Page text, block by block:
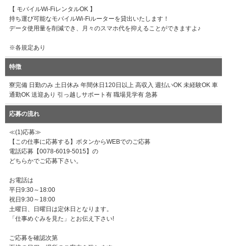
【 モバイルWi-FiレンタルOK 】
持ち運び可能なモバイルWi-Fiルーターを貸出いたします！
データ使用量を削減でき、月々のスマホ代を抑えることができますよ♪
※各規定あり
特徴
寮完備 日勤のみ 土日休み 年間休日120日以上 高収入 週払いOK 未経験OK 車
通勤OK 送迎あり 引っ越しサポート有 職場見学有 急募
応募の流れ
≪(1)応募≫
【この仕事に応募する】ボタンからWEBでのご応募
電話応募【0078-6019-5015】の
どちらかでご応募下さい。
お電話は
平日9:30～18:00
祝日9:30～18:00
土曜日、日曜日は定休日となります。
「仕事めぐみを見た」とお伝え下さい!
ご応募を確認次第